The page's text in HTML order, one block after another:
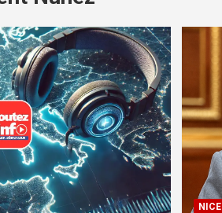
NICE